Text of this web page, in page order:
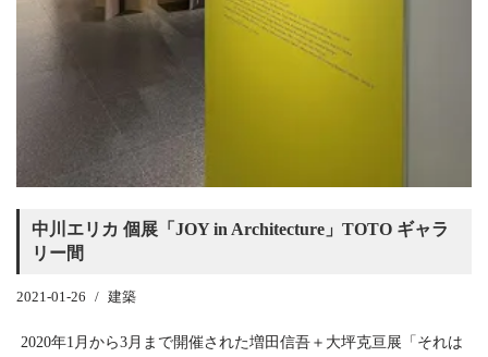
中川エリカ 個展「JOY in Architecture」TOTO ギャラ
リー間
2021-01-26 建築
2020年1月から3月まで開催された増田信吾＋大坪克亘展「それは